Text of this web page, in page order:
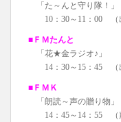
「た～んと守り隊！」
10：30～11：00 （
■ＦＭたんと
「花★金ラジオ♪」
14：30～15：45 （
■ＦＭＫ
「朗読～声の贈り物」
14：45～14：55 （